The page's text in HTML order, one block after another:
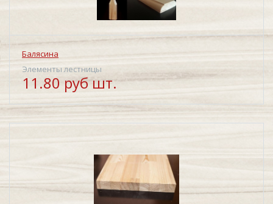
Балясина
Элементы лестницы
11.80 руб шт.